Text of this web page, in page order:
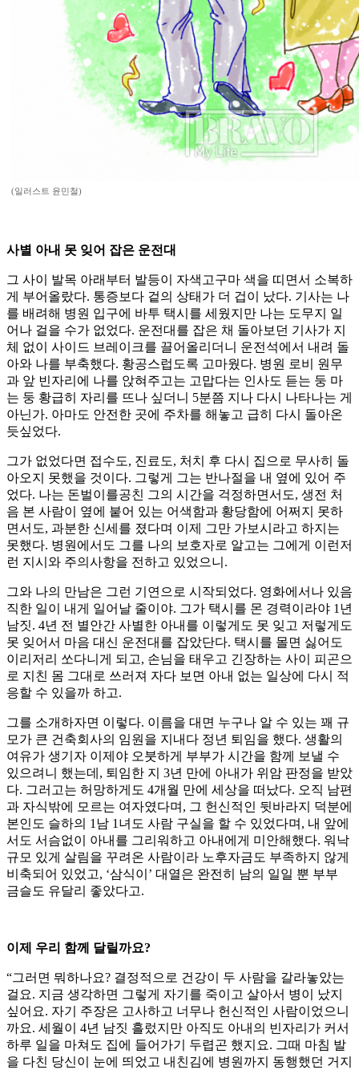
(일러스트 윤민철)
사별 아내 못 잊어 잡은 운전대
그 사이 발목 아래부터 발등이 자색고구마 색을 띠면서 소복하
게 부어올랐다. 통증보다 겉의 상태가 더 겁이 났다. 기사는 나
를 배려해 병원 입구에 바투 택시를 세웠지만 나는 도무지 일
어나 걸을 수가 없었다. 운전대를 잡은 채 돌아보던 기사가 지
체 없이 사이드 브레이크를 끌어올리더니 운전석에서 내려 돌
아와 나를 부축했다. 황공스럽도록 고마웠다. 병원 로비 원무
과 앞 빈자리에 나를 앉혀주고는 고맙다는 인사도 듣는 둥 마
는 둥 황급히 자리를 뜨나 싶더니 5분쯤 지나 다시 나타나는 게
아닌가. 아마도 안전한 곳에 주차를 해놓고 급히 다시 돌아온
듯싶었다.
그가 없었다면 접수도, 진료도, 처치 후 다시 집으로 무사히 돌
아오지 못했을 것이다. 그렇게 그는 반나절을 내 옆에 있어 주
었다. 나는 돈벌이를공친 그의 시간을 걱정하면서도, 생전 처
음 본 사람이 옆에 붙어 있는 어색함과 황당함에 어쩌지 못하
면서도, 과분한 신세를 졌다며 이제 그만 가보시라고 하지는
못했다. 병원에서도 그를 나의 보호자로 알고는 그에게 이런저
런 지시와 주의사항을 전하고 있었으니.
그와 나의 만남은 그런 기연으로 시작되었다. 영화에서나 있음
직한 일이 내게 일어날 줄이야. 그가 택시를 몬 경력이라야 1년
남짓. 4년 전 별안간 사별한 아내를 이렇게도 못 잊고 저렇게도
못 잊어서 마음 대신 운전대를 잡았단다. 택시를 몰면 싫어도
이리저리 쏘다니게 되고, 손님을 태우고 긴장하는 사이 피곤으
로 지친 몸 그대로 쓰러져 자다 보면 아내 없는 일상에 다시 적
응할 수 있을까 하고.
그를 소개하자면 이렇다. 이름을 대면 누구나 알 수 있는 꽤 규
모가 큰 건축회사의 임원을 지내다 정년 퇴임을 했다. 생활의
여유가 생기자 이제야 오붓하게 부부가 시간을 함께 보낼 수
있으려니 했는데, 퇴임한 지 3년 만에 아내가 위암 판정을 받았
다. 그러고는 허망하게도 4개월 만에 세상을 떠났다. 오직 남편
과 자식밖에 모르는 여자였다며, 그 헌신적인 뒷바라지 덕분에
본인도 슬하의 1남 1녀도 사람 구실을 할 수 있었다며, 내 앞에
서도 서슴없이 아내를 그리워하고 아내에게 미안해했다. 워낙
규모 있게 살림을 꾸려온 사람이라 노후자금도 부족하지 않게
비축되어 있었고, ‘삼식이’ 대열은 완전히 남의 일일 뿐 부부
금슬도 유달리 좋았다고.
이제 우리 함께 달릴까요?
“그러면 뭐하나요? 결정적으로 건강이 두 사람을 갈라놓았는
걸요. 지금 생각하면 그렇게 자기를 죽이고 살아서 병이 났지
싶어요. 자기 주장은 고사하고 너무나 헌신적인 사람이었으니
까요. 세월이 4년 남짓 흘렀지만 아직도 아내의 빈자리가 커서
하루 일을 마쳐도 집에 들어가기 두렵곤 했지요. 그때 마침 발
을 다친 당신이 눈에 띄었고 내친김에 병원까지 동행했던 거지